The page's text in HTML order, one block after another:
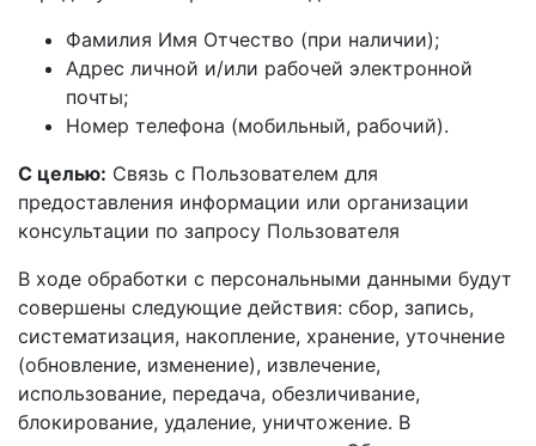
Фамилия Имя Отчество (при наличии);
Адрес личной и/или рабочей электронной
почты;
Номер телефона (мобильный, рабочий).
С целью: Связь с Пользователем для
предоставления информации или организации
консультации по запросу Пользователя
В ходе обработки с персональными данными будут
совершены следующие действия: сбор, запись,
систематизация, накопление, хранение, уточнение
(обновление, изменение), извлечение,
использование, передача, обезличивание,
блокирование, удаление, уничтожение. В